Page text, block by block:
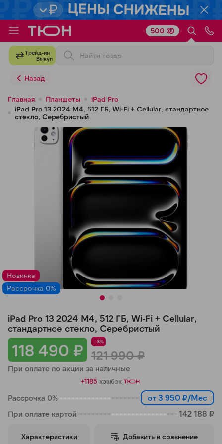
Трейд-ин
Выкуп
500
Назад
Главная Планшеты
iPad Pro
iPad Pro 13 2024 M4, 512 ГБ, Wi-Fi + Cellular, стандартное
стекло, Серебристый
Новинка
Рассрочка 0%
118 490 ₽ - 3%
121 990 ₽
При оплате по акции за наличные
+1185 кэшбэк
Рассрочка 0% от 3 950 ₽/Мес
При оплате картой 142 188 ₽
iPad Pro 13 2024 M4, 512 ГБ, Wi-Fi + Cellular,
стандартное стекло, Серебристый
Характеристики Добавить в сравнение
Для клиентов всех банков
Разбейте
оплатуна части
без переплат
График платежей
Добавляйте товары
в корзину
Оплачивайте сегодня только
25% картой любого банка
Получайте товар
выбранный способом
Оставшиеся 75 % будут
списыватьсяс вашей карты
по 25%
Подробнее